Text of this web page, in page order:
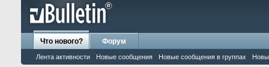
Что нового?
Лента активности Новые сообщения Новые сообщения в группах
Форум